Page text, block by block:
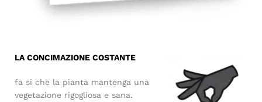
LA CONCIMAZIONE COSTANTE
fa si che la pianta mantenga una
vegetazione rigogliosa e sana.